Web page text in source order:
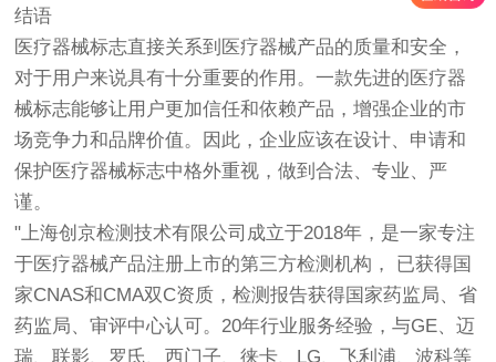
结语
医疗器械标志直接关系到医疗器械产品的质量和安全，
对于用户来说具有十分重要的作用。一款先进的医疗器
械标志能够让用户更加信任和依赖产品，增强企业的市
场竞争力和品牌价值。因此，企业应该在设计、申请和
保护医疗器械标志中格外重视，做到合法、专业、严
谨。
"上海创京检测技术有限公司成立于2018年，是一家专注
于医疗器械产品注册上市的第三方检测机构， 已获得国
家CNAS和CMA双C资质，检测报告获得国家药监局、省
药监局、审评中心认可。20年行业服务经验，与GE、迈
瑞、联影、罗氏、西门子、徕卡、LG、飞利浦、波科等